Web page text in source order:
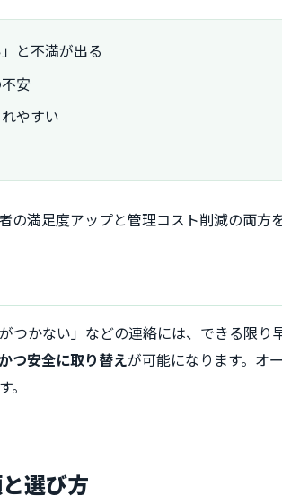
と不満が出る
安
やすい
満足度アップと管理コスト削減の両方
つかない」などの連絡には、できる限り
つ安全に取り替えが可能になります。オ
選び方